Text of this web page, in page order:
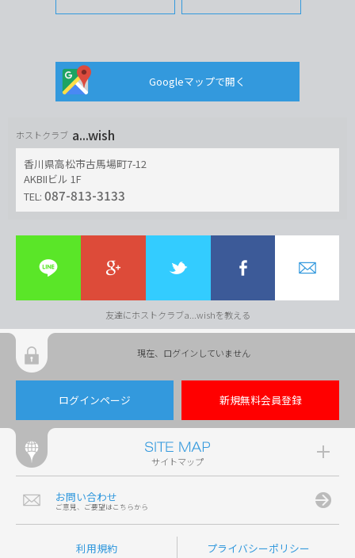
Googleマップで開く
ホストクラブ a...wish
香川県高松市古馬場町7-12
AKBIIビル 1F
TEL: 087-813-3133
友達にホストクラブa...wishを教える
現在、ログインしていません
ログインページ 新規無料会員登録
サイトマップ
お問い合わせ
ご意見、ご要望はこちらから
利用規約 プライバシーポリシー